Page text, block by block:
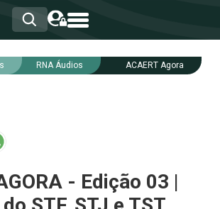
RNA Áudios ACAERT Agora
- Edição 03 |